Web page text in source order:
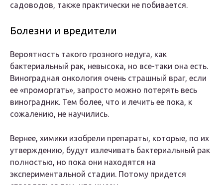
садоводов, также практически не побивается.
Болезни и вредители
Вероятность такого грозного недуга, как
бактериальный рак, невысока, но все-таки она есть.
Виноградная онкология очень страшный враг, если
ее «проморгать», запросто можно потерять весь
виноградник. Тем более, что и лечить ее пока, к
сожалению, не научились.
Вернее, химики изобрели препараты, которые, по их
утверждению, будут излечивать бактериальный рак
полностью, но пока они находятся на
экспериментальной стадии. Потому придется